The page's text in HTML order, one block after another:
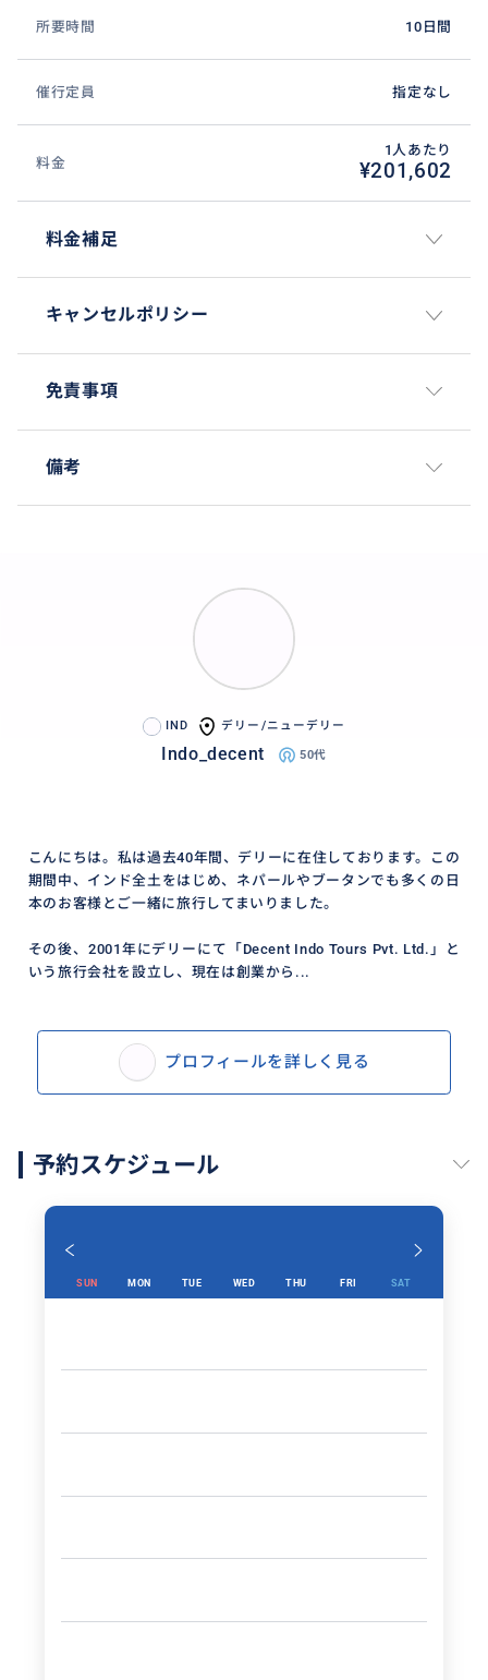
アンベール城では象乗りをお楽しみいただけます。
（VIP移動などの理由で象乗りができない場合は、アン
ベール城頂上まで専用車でご案内します。）
ジャイプールのローカルレストランで昼食後、シテ
ィ・パレス、天文台を観光し、ホテルへチェックイ
ン。
夕食時にはラジャスタン民族舞踊をご覧いただけます。
夜にはハワー・マハル（風の宮殿）のライトアップを
ご希望の場合、この日に占星術師との面談も可能で
す。
支払いください。
朝食後、チャンド・バオリを観光しながらアグラへ移
アグラのローカルレストランで昼食。
その後、タージ・マハルとアグラ城を観光します。
夕食後、アグラのホテルに宿泊。
ジを体験できます。
料金は現地払いとなりますので、ガイドにご相談くだ
さい。
※タージ・マハルは毎週金曜日休館です。
本（飛行機）**
朝食後、デリーへ移動し、クトゥブ・ミナールを観
昼食後、大統領官邸、国会議事堂、インド門を外観か
その後、フライト時間に合わせてデリー国際空港へ送
迎し、日本行きのフライトに搭乗。
所要時間 10日間
催行定員 指定なし
料金
1人あたり
¥201,602
料金補足
キャンセルポリシー
免責事項
備考
IND デリー/ニューデリー
Indo_decent 50代
こんにちは。私は過去40年間、デリーに在住しております。この
期間中、インド全土をはじめ、ネパールやブータンでも多くの日
本のお客様とご一緒に旅行してまいりました。
その後、2001年にデリーにて「Decent Indo Tours Pvt. Ltd.」と
いう旅行会社を設立し、現在は創業から...
プロフィールを詳しく見る
予約スケジュール
SUN MON TUE WED THU FRI SAT